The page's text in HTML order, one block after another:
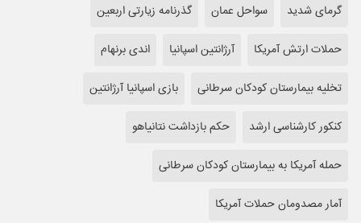
گرمای شدید
سواحل عمان
گذرنامه زیارتی اربعین
حملات ارتش آمریکا
آرژانتین اسپانیا
اندی برنهام
تخلیه بیمارستان کودکان سرطانی
بازی اسپانیا آرژانتین
کنکور کارشناسی ارشد
حکم بازداشت نتانیاهو
حمله آمریکا به بیمارستان کودکان سرطانی
آمار مصدومان حملات آمریکا